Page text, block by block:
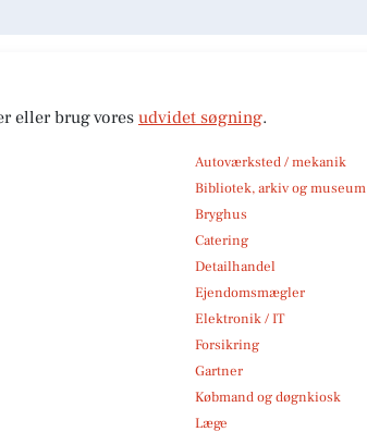
eller brug voresudvidet søgning.
Autoværksted / mekanik
Bibliotek, arkiv og museum
Bryghus
Catering
Detailhandel
Ejendomsmægler
Elektronik / IT
Forsikring
Gartner
Købmand og døgnkiosk
Læge